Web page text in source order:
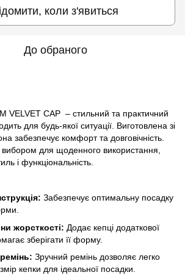
коли з'явиться
До обраного
VELVET CAP – стильний та практичний
для будь-якої ситуації. Виготовлена зі
забезпечує комфорт та довговічність.
для щоденного використання,
і функціональність.
Забезпечує оптимальну посадку
жорсткості: Додає кепці додаткової
зберігати її форму.
Зручний ремінь дозволяє легко
кепки для ідеальної посадки.